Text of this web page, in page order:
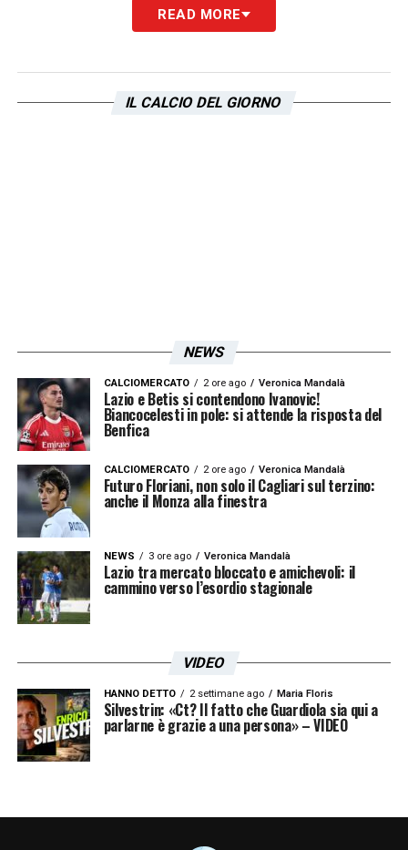
READ MORE
IL CALCIO DEL GIORNO
NEWS
CALCIOMERCATO 2 ore ago Veronica Mandalà
Lazio e Betis si contendono Ivanovic!
Biancocelesti in pole: si attende la risposta del
Benfica
CALCIOMERCATO 2 ore ago Veronica Mandalà
Futuro Floriani, non solo il Cagliari sul terzino:
anche il Monza alla finestra
NEWS 3 ore ago Veronica Mandalà
Lazio tra mercato bloccato e amichevoli: il
cammino verso l’esordio stagionale
VIDEO
HANNO DETTO 2 settimane ago Maria Floris
Silvestrin: «Ct? Il fatto che Guardiola sia qui a
parlarne è grazie a una persona» – VIDEO